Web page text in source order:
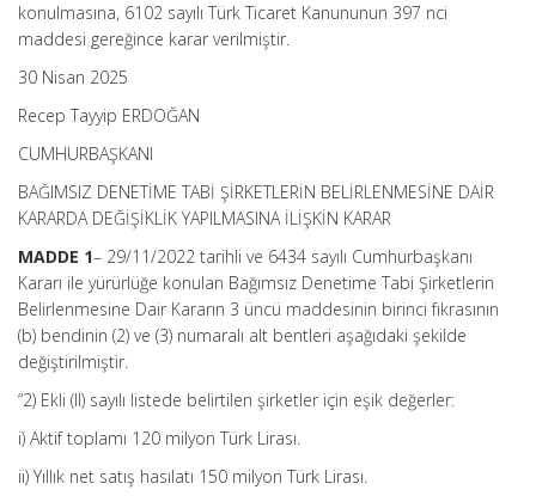
konulmasına, 6102 sayılı Türk Ticaret Kanununun 397 nci
maddesi gereğince karar verilmiştir.
30 Nisan 2025
Recep Tayyip ERDOĞAN
CUMHURBAŞKANI
BAĞIMSIZ DENETİME TABİ ŞİRKETLERİN BELİRLENMESİNE DAİR
KARARDA DEĞİŞİKLİK YAPILMASINA İLİŞKİN KARAR
MADDE 1– 29/11/2022 tarihli ve 6434 sayılı Cumhurbaşkanı
Kararı ile yürürlüğe konulan Bağımsız Denetime Tabi Şirketlerin
Belirlenmesine Dair Kararın 3 üncü maddesinin birinci fıkrasının
(b) bendinin (2) ve (3) numaralı alt bentleri aşağıdaki şekilde
değiştirilmiştir.
“2) Ekli (II) sayılı listede belirtilen şirketler için eşik değerler:
i) Aktif toplamı 120 milyon Türk Lirası.
ii) Yıllık net satış hasılatı 150 milyon Türk Lirası.